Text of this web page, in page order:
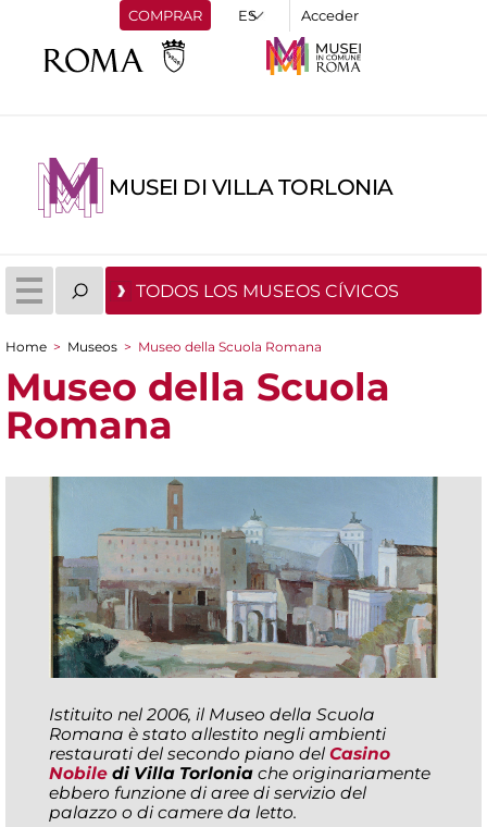
COMPRAR Acceder
MUSEI DI VILLA TORLONIA
TODOS LOS MUSEOS CÍVICOS
You are here
Home > Museos > Museo della Scuola Romana
Museo della Scuola
Romana
Istituito nel 2006, il Museo della Scuola
Romana è stato allestito negli ambienti
restaurati del secondo piano del Casino
Nobile di Villa Torlonia che originariamente
ebbero funzione di aree di servizio del
palazzo o di camere da letto.